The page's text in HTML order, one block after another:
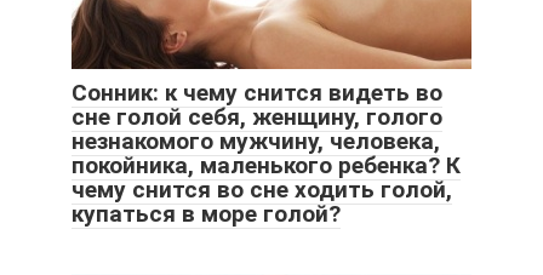
Сонник: к чему снится видеть во
сне голой себя, женщину, голого
незнакомого мужчину, человека,
покойника, маленького ребенка? К
чему снится во сне ходить голой,
купаться в море голой?